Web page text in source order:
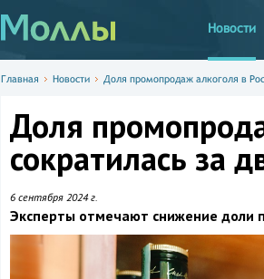
Новости
Главная Новости Доля промопродаж алкоголя в
Доля
сократилась за
6 сентября 2024 г.
Эксперты отмечают снижение доли